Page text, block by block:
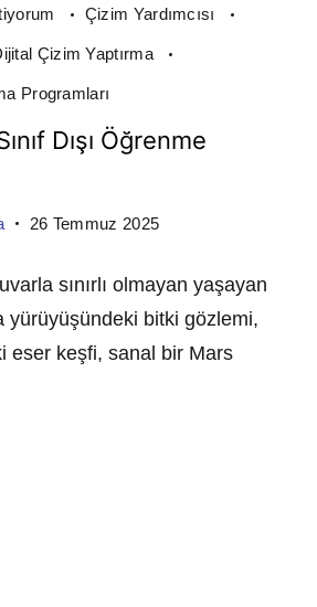
Çizim Yardımcısı
Çizim Yaptırma
Programları
Dışı Öğrenme
26 Temmuz 2025
sınırlı olmayan yaşayan
yürüyüşündeki bitki gözlemi,
eser keşfi, sanal bir Mars